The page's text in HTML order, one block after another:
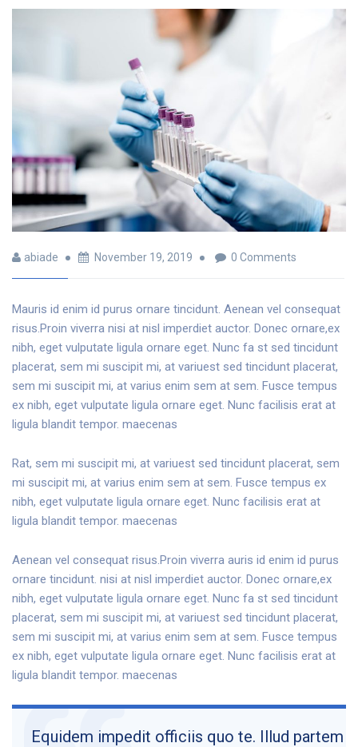
abiade November 19, 2019 0 Comments
Mauris id enim id purus ornare tincidunt. Aenean vel consequat
risus.Proin viverra nisi at nisl imperdiet auctor. Donec ornare,ex
nibh, eget vulputate ligula ornare eget. Nunc fa st sed tincidunt
placerat, sem mi suscipit mi, at variuest sed tincidunt placerat,
sem mi suscipit mi, at varius enim sem at sem. Fusce tempus
ex nibh, eget vulputate ligula ornare eget. Nunc facilisis erat at
ligula blandit tempor. maecenas
Rat, sem mi suscipit mi, at variuest sed tincidunt placerat, sem
mi suscipit mi, at varius enim sem at sem. Fusce tempus ex
nibh, eget vulputate ligula ornare eget. Nunc facilisis erat at
ligula blandit tempor. maecenas
Aenean vel consequat risus.Proin viverra auris id enim id purus
ornare tincidunt. nisi at nisl imperdiet auctor. Donec ornare,ex
nibh, eget vulputate ligula ornare eget. Nunc fa st sed tincidunt
placerat, sem mi suscipit mi, at variuest sed tincidunt placerat,
sem mi suscipit mi, at varius enim sem at sem. Fusce tempus
ex nibh, eget vulputate ligula ornare eget. Nunc facilisis erat at
ligula blandit tempor. maecenas
Equidem impedit officiis quo te. Illud partem